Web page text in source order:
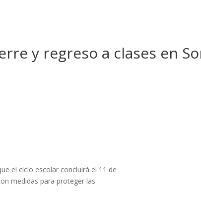
y regreso a clases en
el ciclo escolar concluirá el 11 de
medidas para proteger las